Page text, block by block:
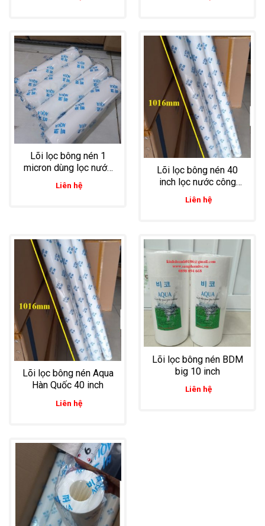
Lõi lọc bông nén 1
micron dùng lọc nước
sinh hoạt
Liên hệ
Lõi lọc bông nén 40
inch lọc nước công
nghiệp
Liên hệ
Lõi lọc bông nén Aqua
Hàn Quốc 40 inch
Liên hệ
Lõi lọc bông nén BDM
big 10 inch
Liên hệ